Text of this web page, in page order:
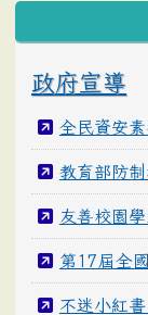
政府宣導
全民資安
教育部防
友善校園
第17屆全
不迷小紅